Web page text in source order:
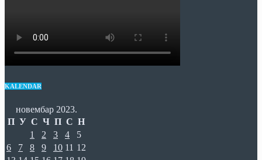
KALENDAR
новембар 2023.
П У С Ч П С Н
1
2 3 4
5
6
7 8 9 10 11 12